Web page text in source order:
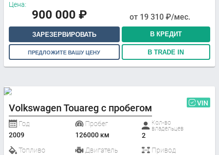
Цена:
900 000 ₽ от 19 310 ₽/мес.
ЗАРЕЗЕРВИРОВАТЬ В КРЕДИТ
ПРЕДЛОЖИТЕ ВАШУ ЦЕНУ В TRADE IN
Volkswagen Touareg с пробегом VIN
Год
2009
Пробег
126000 км
Кол-во
владельцев
2
Топливо
Двигатель
Привод